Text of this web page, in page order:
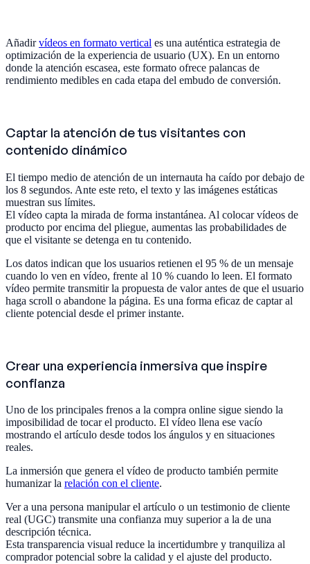
Añadirvídeos en formato vertical es una auténtica estrategia de
optimización de la experiencia de usuario (UX). En un entorno
donde la atención escasea, este formato ofrece palancas de
rendimiento medibles en cada etapa del embudo de conversión.
Captar la atención de tus visitantes con
contenido dinámico
El tiempo medio de atención de un internauta ha caído por debajo de
los 8 segundos. Ante este reto, el texto y las imágenes estáticas
muestran sus límites.
El vídeo capta la mirada de forma instantánea. Al colocar vídeos de
producto por encima del pliegue, aumentas las probabilidades de
que el visitante se detenga en tu contenido.
Los datos indican que los usuarios retienen el 95 % de un mensaje
cuando lo ven en vídeo, frente al 10 % cuando lo leen. El formato
vídeo permite transmitir la propuesta de valor antes de que el usuario
haga scroll o abandone la página. Es una forma eficaz de captar al
cliente potencial desde el primer instante.
Crear una experiencia inmersiva que inspire
confianza
Uno de los principales frenos a la compra online sigue siendo la
imposibilidad de tocar el producto. El vídeo llena ese vacío
mostrando el artículo desde todos los ángulos y en situaciones
reales.
La inmersión que genera el vídeo de producto también permite
humanizar la relación con el cliente.
Ver a una persona manipular el artículo o un testimonio de cliente
real (UGC) transmite una confianza muy superior a la de una
descripción técnica.
Esta transparencia visual reduce la incertidumbre y tranquiliza al
comprador potencial sobre la calidad y el ajuste del producto.